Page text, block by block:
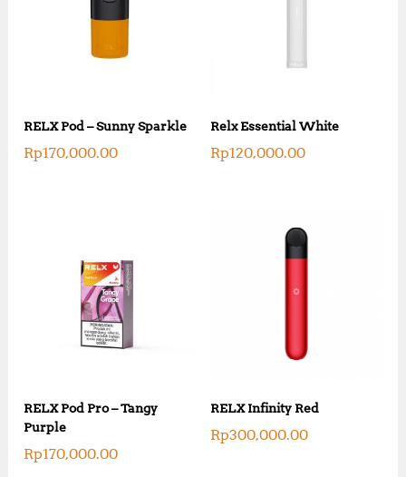
RELX Pod – Sunny Sparkle
Rp170,000.00
Relx Essential White
Rp120,000.00
RELX Pod Pro – Tangy
Purple
Rp170,000.00
RELX Infinity Red
Rp300,000.00